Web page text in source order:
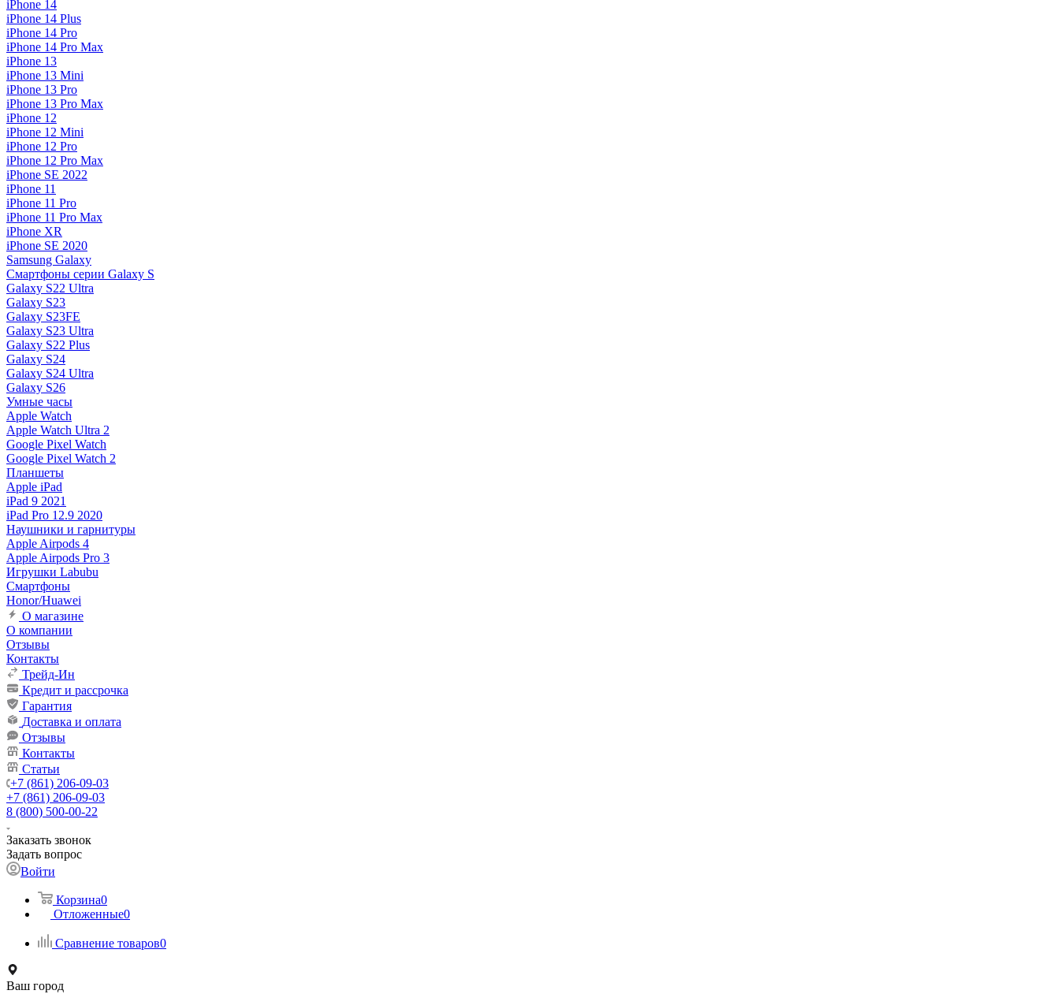
iPhone 14
iPhone 14 Plus
iPhone 14 Pro
iPhone 14 Pro Max
iPhone 13
iPhone 13 Mini
iPhone 13 Pro
iPhone 13 Pro Max
iPhone 12
iPhone 12 Mini
iPhone 12 Pro
iPhone 12 Pro Max
iPhone SE 2022
iPhone 11
iPhone 11 Pro
iPhone 11 Pro Max
iPhone XR
iPhone SE 2020
Samsung Galaxy
Смартфоны серии Galaxy S
Galaxy S22 Ultra
Galaxy S23
Galaxy S23FE
Galaxy S23 Ultra
Galaxy S22 Plus
Galaxy S24
Galaxy S24 Ultra
Galaxy S26
Умные часы
Apple Watch
Apple Watch Ultra 2
Google Pixel Watch
Google Pixel Watch 2
Планшеты
Apple iPad
iPad 9 2021
iPad Pro 12.9 2020
Наушники и гарнитуры
Apple Airpods 4
Apple Airpods Pro 3
Игрушки Labubu
Смартфоны
Honor/Huawei
О магазине
О компании
Отзывы
Контакты
Трейд-Ин
Кредит и рассрочка
Гарантия
Доставка и оплата
Отзывы
Контакты
Статьи
+7 (861) 206-09-03
+7 (861) 206-09-03
8 (800) 500-00-22
Заказать звонок
Задать вопрос
Войти
Корзина0
Отложенные0
Сравнение товаров0
Ваш город